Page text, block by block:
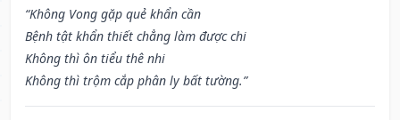
“Không Vong gặp quẻ khẩn cần
Bệnh tật khẩn thiết chẳng làm được chi
Không thì ôn tiểu thê nhi
Không thì trộm cắp phân ly bất tường.”